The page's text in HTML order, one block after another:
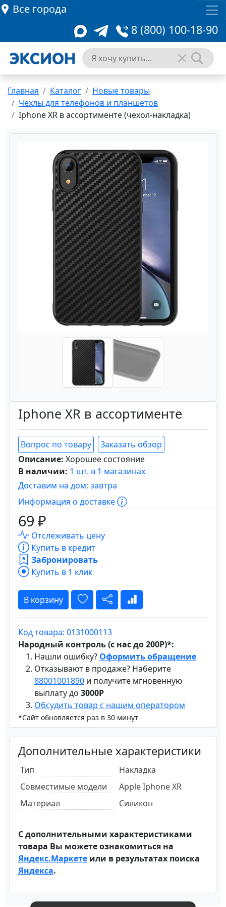
Все города
8 (800) 100-18-90
Главная Каталог
Новые товары
Чехлы для телефонов и планшетов
Iphone XR в ассортименте (чехол-накладка)
Iphone XR в ассортименте
Вопрос по товару
Заказать обзор
Описание: Хорошее состояние
В наличии: 1 шт. в 1 магазинах
Доставим на дом: завтра
Информация о доставке
69 ₽
Отслеживать цену
Купить в кредит
Забронировать
Купить в 1 клик
В корзину
Код товара: 0131000113
Народный контроль (с нас до 200Р)*:
Нашли ошибку? Оформить обращение
Отказывают в продаже? Наберите
88001001890 и получите мгновенную
выплату до 3000Р
Обсудить товар с нашим оператором
*Сайт обновляется раз в 30 минут
Дополнительные характеристики
Тип
Накладка
Совместимые модели
Apple Iphone XR
Материал
Силикон
С дополнительными характеристиками
товара Вы можете ознакомиться на
Яндекс.Маркете или в результатах поиска
Яндекса.